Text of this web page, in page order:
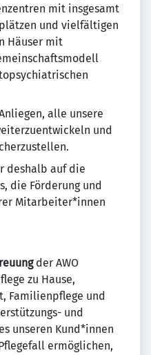
mit insgesamt
und vielfältigen
Häuser mit
alle unsere
und
deshalb auf die
die Förderung und
Mitarbeiter*innen
der AWO
zu Hause,
Familienpflege und
und
unseren Kund*innen
ermöglichen,